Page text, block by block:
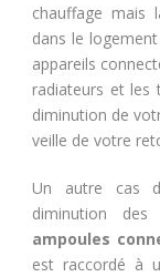
chauffage mais
dans le
appareils
radiateurs et les
diminution de
veille de votre
Un autre cas
diminution
ampoules
est raccordé à